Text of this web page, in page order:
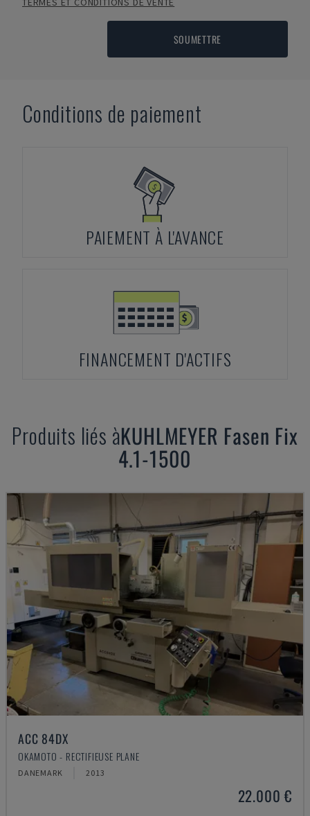
SOUMETTRE
Conditions de paiement
PAIEMENT À L'AVANCE
FINANCEMENT D'ACTIFS
Produits liés àKUHLMEYER Fasen Fix
4.1-1500
ACC 84DX
OKAMOTO - RECTIFIEUSE PLANE
DANEMARK 2013
22.000 €